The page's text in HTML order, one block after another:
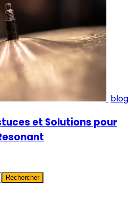
blog
et Solutions pour